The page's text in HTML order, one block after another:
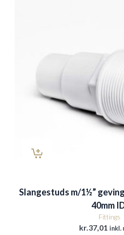
Slangestuds m/1½”
40mm
Fittings
kr. 37,01 inkl.